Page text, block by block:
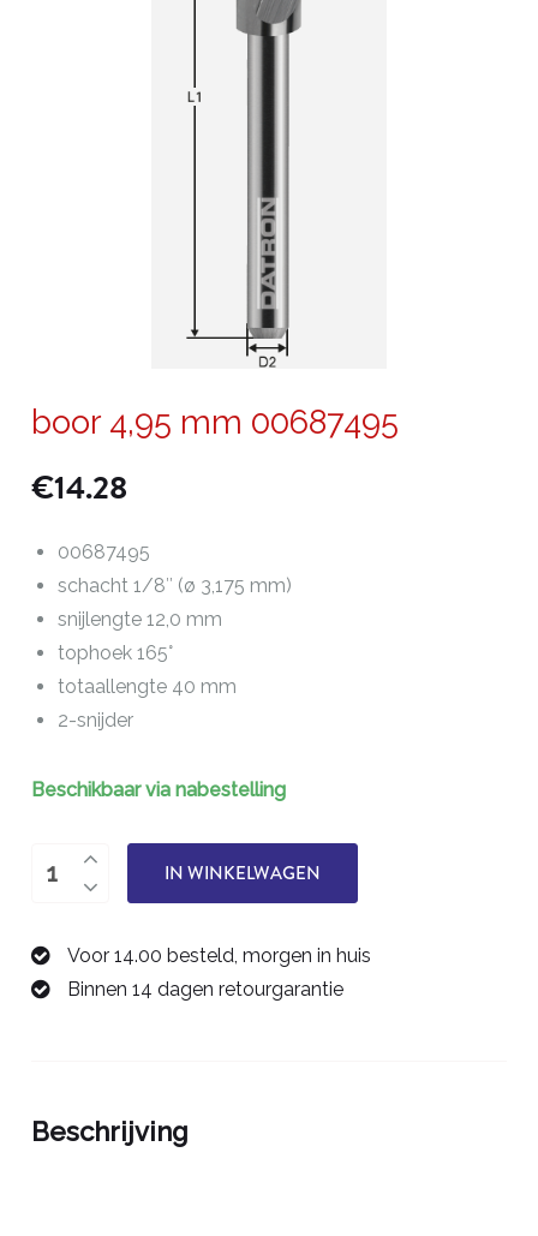
boor 4,95 mm 00687495
€14.28
00687495
schacht 1/8″ (ø 3,175 mm)
snijlengte 12,0 mm
tophoek 165°
totaallengte 40 mm
2-snijder
Beschikbaar via nabestelling
00687495
aantal
IN WINKELWAGEN
Voor 14.00 besteld, morgen in huis
Binnen 14 dagen retourgarantie
Beschrijving